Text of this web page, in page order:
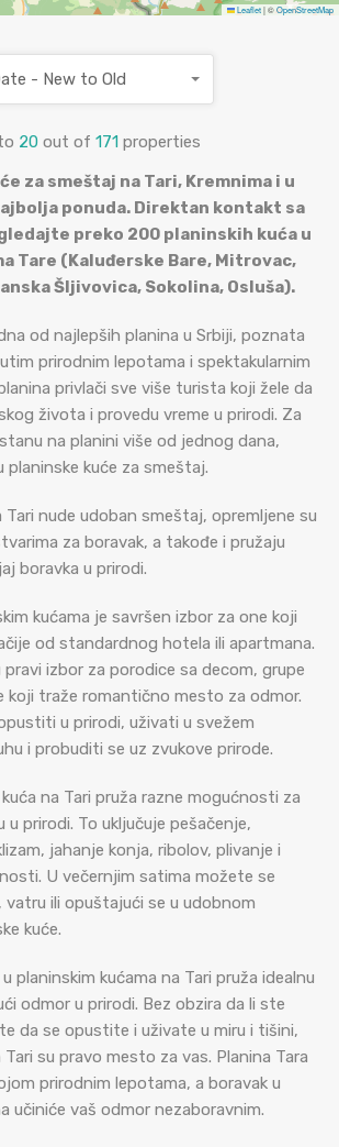
Leaflet|©OpenStreetMap
20 out of 171 properties
- New to Old
za smeštaj na Tari, Kremnima i u
ponuda. Direktan kontakt sa
preko 200 planinskih kuća u
Tare (Kaluđerske Bare, Mitrovac,
Šljivovica, Sokolina, Osluša).
od najlepših planina u Srbiji, poznata
prirodnim lepotama i spektakularnim
privlači sve više turista koji žele da
života i provedu vreme u prirodi. Za
na planini više od jednog dana,
planinske kuće za smeštaj.
Tari nude udoban smeštaj, opremljene su
za boravak, a takođe i pružaju
boravka u prirodi.
kućama je savršen izbor za one koji
od standardnog hotela ili apartmana.
pravi izbor za porodice sa decom, grupe
koji traže romantično mesto za odmor.
u prirodi, uživati u svežem
i probuditi se uz zvukove prirode.
na Tari pruža razne mogućnosti za
u prirodi. To uključuje pešačenje,
jahanje konja, ribolov, plivanje i
U večernjim satima možete se
ili opuštajući se u udobnom
kuće.
planinskim kućama na Tari pruža idealnu
odmor u prirodi. Bez obzira da li ste
da se opustite i uživate u miru i tišini,
su pravo mesto za vas. Planina Tara
prirodnim lepotama, a boravak u
učiniće vaš odmor nezaboravnim.